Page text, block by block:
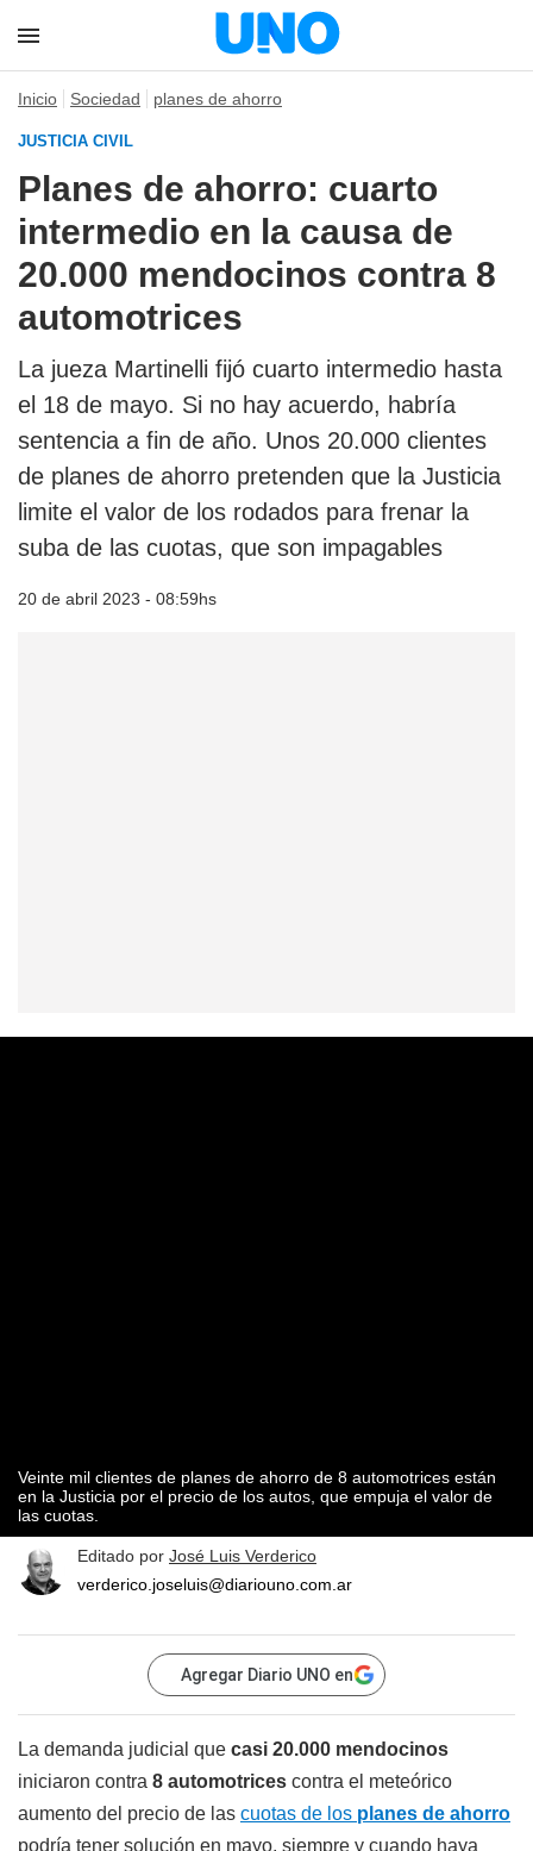
Inicio Sociedad planes de ahorro
JUSTICIA CIVIL
Planes de ahorro: cuarto
intermedio en la causa de
20.000 mendocinos contra 8
automotrices
La jueza Martinelli fijó cuarto intermedio hasta
el 18 de mayo. Si no hay acuerdo, habría
sentencia a fin de año. Unos 20.000 clientes
de planes de ahorro pretenden que la Justicia
limite el valor de los rodados para frenar la
suba de las cuotas, que son impagables
20 de abril 2023 - 08:59hs
Veinte mil clientes de planes de ahorro de 8 automotrices están
en la Justicia por el precio de los autos, que empuja el valor de
las cuotas.
Editado por José Luis Verderico
verderico.joseluis@diariouno.com.ar
Agregar Diario UNO en
La demanda judicial que casi 20.000 mendocinos
iniciaron contra 8 automotrices contra el meteórico
aumento del precio de las cuotas de los planes de ahorro
podría tener solución en mayo, siempre y cuando haya